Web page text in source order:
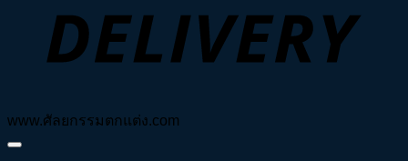
www.ศัลยกรรมตกแต่ง.com